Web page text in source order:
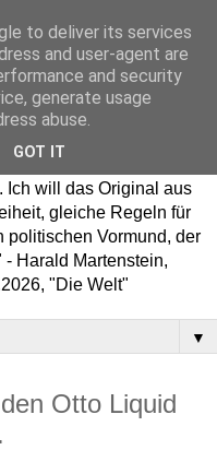
Ich will das Original aus
gleiche Regeln für
politischen Vormund, der
Harald Martenstein,
"Die Welt"
▼
Otto Liquid
to deliver its services
and user-agent are
and security
generate usage
abuse.
GOT IT